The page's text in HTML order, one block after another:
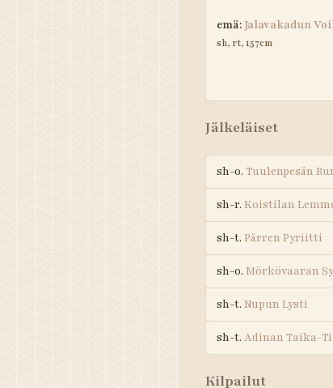
emä:Jalavakadun
sh, rt, 157cm
Jälkeläiset
sh-o. Tuulenpesän
sh-r. Koistilan
sh-t. Pärren Pyriitti
sh-o. Mörkövaaran
sh-t. Nupun Lysti
sh-t. Adinan Taika-
Kilpailut